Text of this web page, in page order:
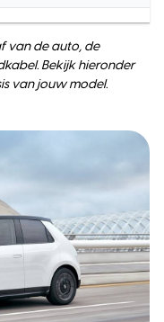
van de auto, de
Bekijk hieronder
van jouw model.